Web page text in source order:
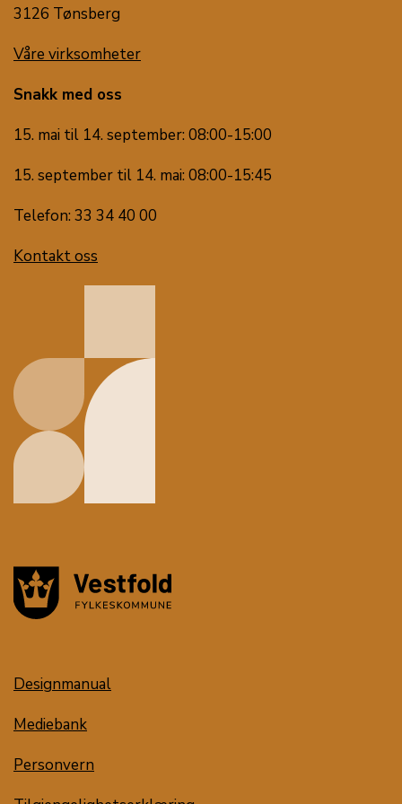
3126 Tønsberg
Våre virksomheter
Snakk med oss
15. mai til 14. september: 08:00-15:00
15. september til 14. mai: 08:00-15:45
Telefon: 33 34 40 00
Kontakt oss
Designmanual
Mediebank
Personvern